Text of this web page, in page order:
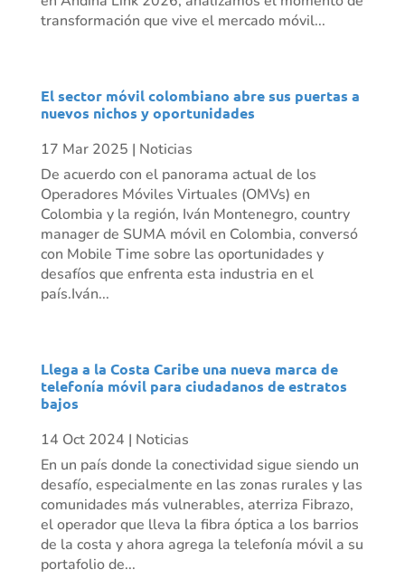
transformación que vive el mercado móvil...
El sector móvil colombiano abre sus puertas a
nuevos nichos y oportunidades
17 Mar 2025 | Noticias
De acuerdo con el panorama actual de los
Operadores Móviles Virtuales (OMVs) en
Colombia y la región, Iván Montenegro, country
manager de SUMA móvil en Colombia, conversó
con Mobile Time sobre las oportunidades y
desafíos que enfrenta esta industria en el
país.Iván...
Llega a la Costa Caribe una nueva marca de
telefonía móvil para ciudadanos de estratos
bajos
14 Oct 2024 | Noticias
En un país donde la conectividad sigue siendo un
desafío, especialmente en las zonas rurales y las
comunidades más vulnerables, aterriza Fibrazo,
el operador que lleva la fibra óptica a los barrios
de la costa y ahora agrega la telefonía móvil a su
portafolio de...